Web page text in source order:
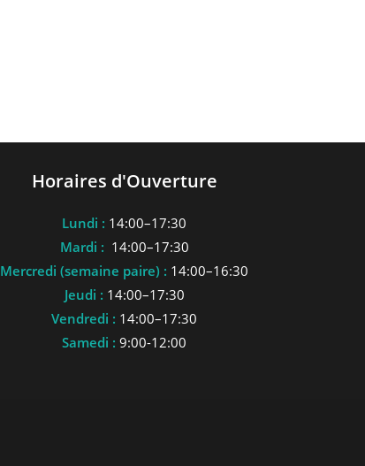
Horaires d'Ouverture
Lundi : 14:00–17:30
Mardi : 14:00–17:30
Mercredi (semaine paire) : 14:00–16:30
Jeudi : 14:00–17:30
Vendredi : 14:00–17:30
Samedi : 9:00-12:00